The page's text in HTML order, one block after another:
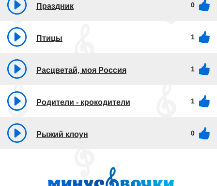
Праздник 0
Птицы 1
Расцветай, моя Россия 1
Родители - крокодители 1
Рыжий клоун 0